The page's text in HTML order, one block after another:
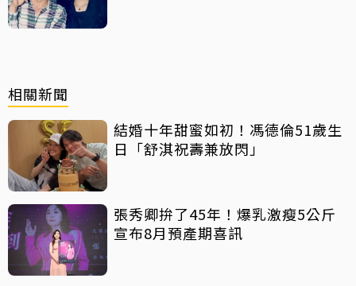
相關新聞
結婚十年甜蜜如初！馮德倫51歲生
日「舒淇祝壽兼放閃」
張秀卿拚了45年！爆乳激瘦5公斤
宣布8月預產期喜訊